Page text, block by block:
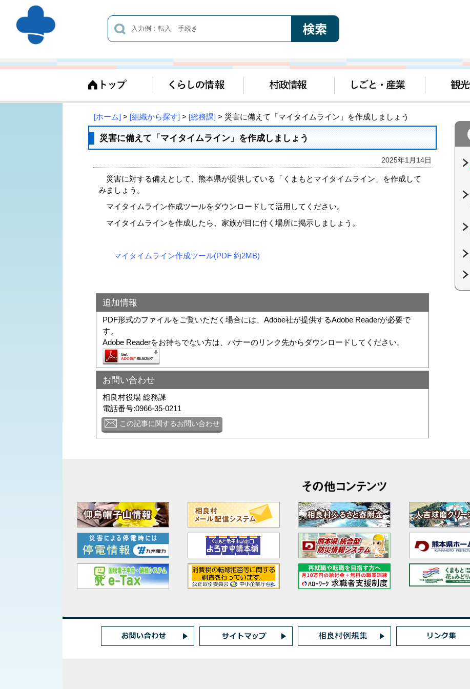
[ホーム] > [組織から探す] > [総務課] > 災害に備えて「マイタイムライン」を作成しましょう
災害に備えて「マイタイムライン」を作成しましょう
2025年1月14日
災害に対する備えとして、熊本県が提供している「くまもとマイタイムライン」を作成して
みましょう。
マイタイムライン作成ツールをダウンロードして活用してください。
マイタイムラインを作成したら、家族が目に付く場所に掲示しましょう。
マイタイムライン作成ツール(PDF 約2MB)
追加情報
PDF形式のファイルをご覧いただく場合には、Adobe社が提供するAdobe Readerが必要で
す。
Adobe Readerをお持ちでない方は、バナーのリンク先からダウンロードしてください。
お問い合わせ
相良村役場 総務課
電話番号:0966-35-0211
この記事に関するお問い合わせ